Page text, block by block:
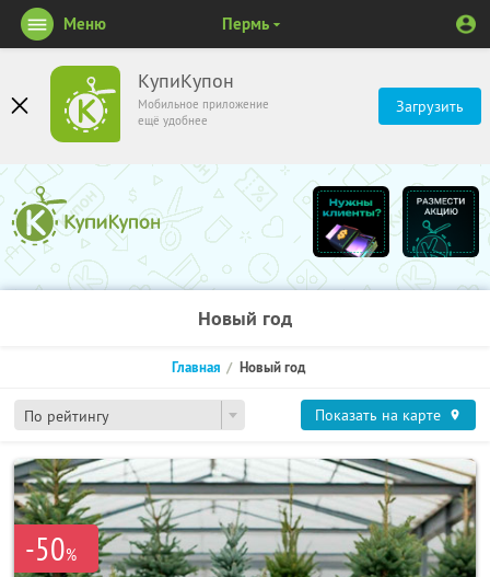
КупиКупон
Мобильное приложение
ещё удобнее
Загрузить
Меню Пермь
Новый год
По рейтингу
Главная Новый год
Показать на карте
-50%